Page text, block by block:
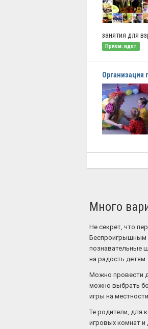
занятия для
Прием: идет
Организация
Много
Не секрет, что
Беспроигрышным
познавательные
на радость детям.
Можно провести
можно выбрать
игры на
Те родители, для
игровых комнат и